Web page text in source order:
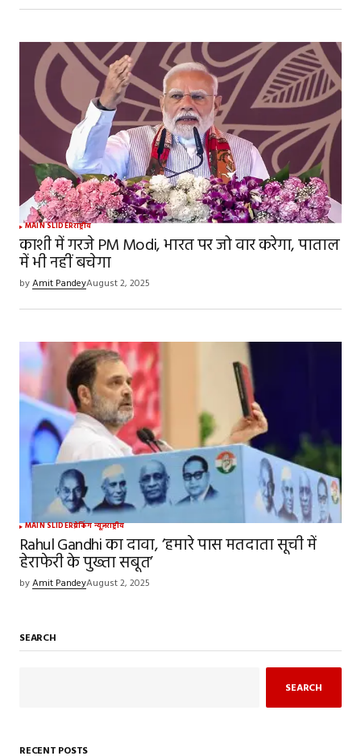
MAIN SLIDERराष्ट्रीय
काशी में गरजे PM Modi, भारत पर जो वार करेगा, पाताल
में भी नहीं बचेगा
byAmit PandeyAugust 2, 2025
MAIN SLIDERब्रेकिंग न्यूज़राष्ट्रीय
Rahul Gandhi का दावा, ‘हमारे पास मतदाता सूची में
हेराफेरी के पुख्ता सबूत’
byAmit PandeyAugust 2, 2025
SEARCH
SEARCH
RECENT POSTS